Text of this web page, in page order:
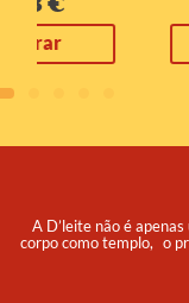
A D’leite não é
corpo como templo, o